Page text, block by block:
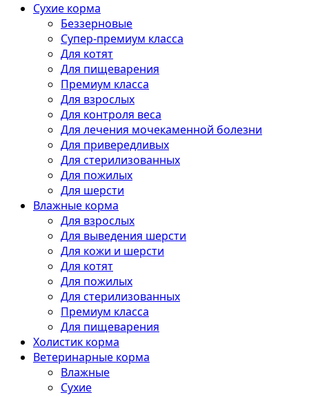
Сухие корма
Беззерновые
Супер-премиум класса
Для котят
Для пищеварения
Премиум класса
Для взрослых
Для контроля веса
Для лечения мочекаменной болезни
Для привередливых
Для стерилизованных
Для пожилых
Для шерсти
Влажные корма
Для взрослых
Для выведения шерсти
Для кожи и шерсти
Для котят
Для пожилых
Для стерилизованных
Премиум класса
Для пищеварения
Холистик корма
Ветеринарные корма
Влажные
Сухие